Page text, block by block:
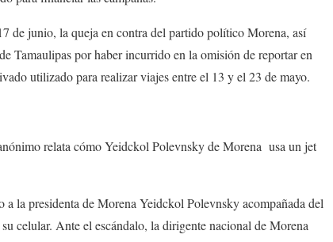
de junio, la queja en contra del partido político Morena, así
Tamaulipas por haber incurrido en la omisión de reportar en
utilizado para realizar viajes entre el 13 y el 23 de mayo.
relata cómo Yeidckol Polevnsky de Morena usa un jet
la presidenta de Morena Yeidckol Polevnsky acompañada del
celular. Ante el escándalo, la dirigente nacional de Morena